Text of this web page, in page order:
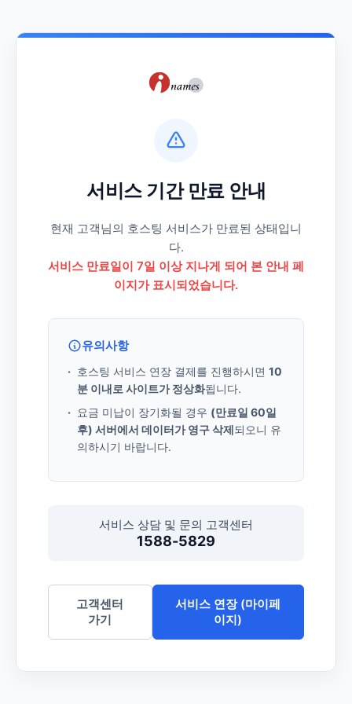
서비스 기간 만료 안내
현재 고객님의 호스팅 서비스가 만료된 상태입니
다.
서비스 만료일이 7일 이상 지나게 되어 본 안내 페
이지가 표시되었습니다.
유의사항
호스팅 서비스 연장 결제를 진행하시면 10
분 이내로 사이트가 정상화됩니다.
요금 미납이 장기화될 경우 (만료일 60일
후) 서버에서 데이터가 영구 삭제되오니 유
의하시기 바랍니다.
서비스 상담 및 문의 고객센터
1588-5829
고객센터
가기
서비스 연장 (마이페
이지)